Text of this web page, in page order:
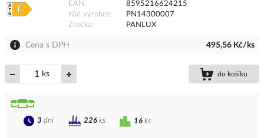
EAN
8595216624215
Kód výrobce
PN14300007
Značka
PANLUX
Cena s DPH 495,56 Kč/ks
ks do košíku
16 ks
3 dní 226 ks